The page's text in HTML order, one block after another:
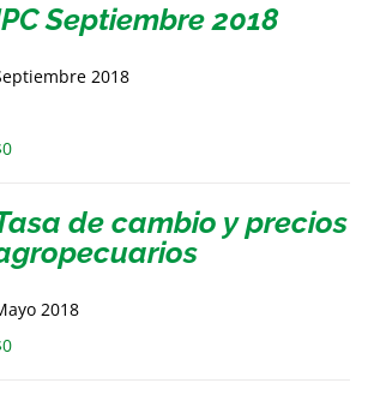
Septiembre 2018
2018
0
de cambio y precios
2018
0